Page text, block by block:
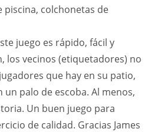
piscina, colchonetas de
juego es rápido, fácil y
los vecinos (etiquetadores) no
que hay en su patio,
palo de escoba. Al menos,
Un buen juego para
de calidad. Gracias James